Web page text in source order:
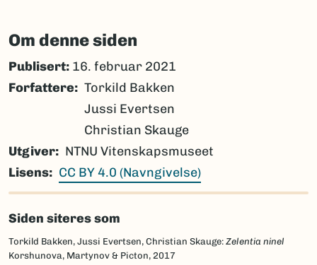
Om denne siden
Publisert: 16. februar 2021
Forfattere
Torkild Bakken
Jussi Evertsen
Christian Skauge
Utgiver
NTNU Vitenskapsmuseet
Lisens
CC BY 4.0 (Navngivelse)
Siden siteres som
Torkild Bakken, Jussi Evertsen, Christian Skauge: Zelentia ninel
Korshunova, Martynov & Picton, 2017